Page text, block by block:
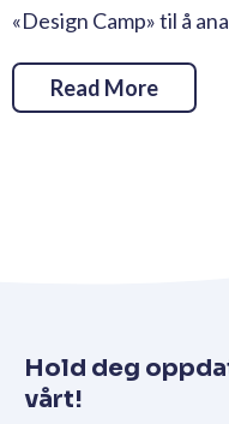
«Design Camp» til å
Read More
Hold deg
vårt!